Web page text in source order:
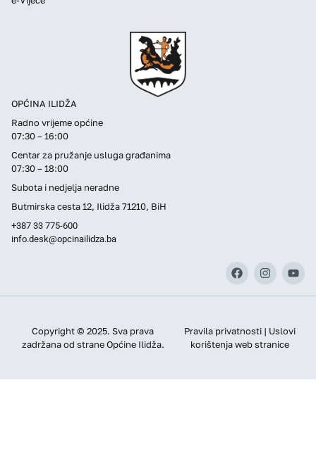
OPĆINA ILIDŽA
Radno vrijeme općine
07:30 – 16:00
Centar za pružanje usluga građanima
07:30 – 18:00
Subota i nedjelja neradne
Butmirska cesta 12, Ilidža 71210, BiH
+387 33 775-600
info.desk@opcinailidza.ba
Copyright © 2025. Sva prava
zadržana od strane Općine Ilidža.
Pravila privatnosti | Uslovi
korištenja web stranice